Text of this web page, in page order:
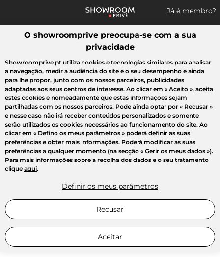
Já é membro?
Pesquisar uma marca, um artigo, uma venda...
Todas as vendas Moda Desporto Casa Criança Beleza
O showroomprive preocupa-se com a sua
privacidade
Showroomprive.pt utiliza cookies e tecnologias similares para analisar
a navegação, medir a audiência do site e o seu desempenho e ainda
para lhe propor, junto com os nossos parceiros, publicidades
adaptadas aos seus centros de interesse. Ao clicar em « Aceito », aceita
estes cookies e nomeadamente que estas informações sejam
partilhadas com os nossos parceiros. Pode ainda optar por « Recusar »
e nesse caso não irá receber conteúdos personalizados e somente
serão utilizados os cookies necessários ao funcionamento do site. Ao
clicar em « Defino os meus parâmetros » poderá definir as suas
preferências e obter mais informações. Poderá modificar as suas
preferências a qualquer momento (na secção « Gerir os meus dados »).
Para mais informações sobre a recolha dos dados e o seu tratamento
clique aqui.
Definir os meus parâmetros
Recusar
Aceitar